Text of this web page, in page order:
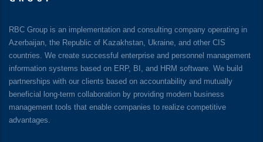
RBC Group is an implementation and consulting company operating in
Azerbaijan, the Republic of Kazakhstan, Ukraine, and other CIS
countries. We create successful enterprise and personnel management
information systems based on ERP, BI, and HRM software. We build
partnerships with our clients based on accountability and mutually
beneficial long-term collaboration by providing modern business
management tools that enable companies to realize competitive
advantages.